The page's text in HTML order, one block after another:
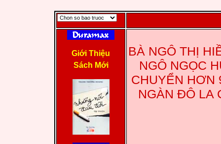
Giới Thiệu
Sách Mới
BÀ NGÔ THỊ
NGÔ NGỌC
CHUYỂN HƠN
NGÀN ĐÔ LA